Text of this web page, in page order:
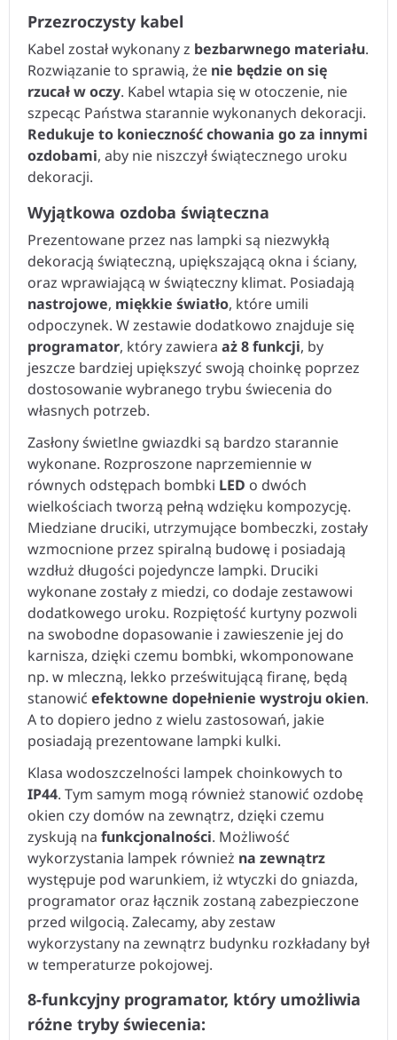
Przezroczysty kabel
Kabel został wykonany z bezbarwnego materiału.
Rozwiązanie to sprawią, że nie będzie on się
rzucał w oczy. Kabel wtapia się w otoczenie, nie
szpecąc Państwa starannie wykonanych dekoracji.
Redukuje to konieczność chowania go za innymi
ozdobami, aby nie niszczył świątecznego uroku
dekoracji.
Wyjątkowa ozdoba świąteczna
Prezentowane przez nas lampki są niezwykłą
dekoracją świąteczną, upiększającą okna i ściany,
oraz wprawiającą w świąteczny klimat. Posiadają
nastrojowe, miękkie światło, które umili
odpoczynek. W zestawie dodatkowo znajduje się
programator, który zawiera aż 8 funkcji, by
jeszcze bardziej upiększyć swoją choinkę poprzez
dostosowanie wybranego trybu świecenia do
własnych potrzeb.
Zasłony świetlne gwiazdki są bardzo starannie
wykonane. Rozproszone naprzemiennie w
równych odstępach bombki LED o dwóch
wielkościach tworzą pełną wdzięku kompozycję.
Miedziane druciki, utrzymujące bombeczki, zostały
wzmocnione przez spiralną budowę i posiadają
wzdłuż długości pojedyncze lampki. Druciki
wykonane zostały z miedzi, co dodaje zestawowi
dodatkowego uroku. Rozpiętość kurtyny pozwoli
na swobodne dopasowanie i zawieszenie jej do
karnisza, dzięki czemu bombki, wkomponowane
np. w mleczną, lekko prześwitującą firanę, będą
stanowić efektowne dopełnienie wystroju okien.
A to dopiero jedno z wielu zastosowań, jakie
posiadają prezentowane lampki kulki.
Klasa wodoszczelności lampek choinkowych to
IP44. Tym samym mogą również stanowić ozdobę
okien czy domów na zewnątrz, dzięki czemu
zyskują na funkcjonalności. Możliwość
wykorzystania lampek również na zewnątrz
występuje pod warunkiem, iż wtyczki do gniazda,
programator oraz łącznik zostaną zabezpieczone
przed wilgocią. Zalecamy, aby zestaw
wykorzystany na zewnątrz budynku rozkładany był
w temperaturze pokojowej.
8-funkcyjny programator, który umożliwia
różne tryby świecenia: